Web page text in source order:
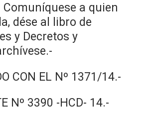
a quien
dése al libro de
y Decretos y
CON EL Nº 1371/14.-
Nº 3390 -HCD- 14.-